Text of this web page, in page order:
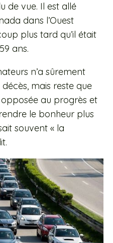
de vue. Il est allé
dans l’Ouest
plus tard qu’il était
ans.
n’a sûrement
mais reste que
au progrès et
le bonheur plus
souvent « la